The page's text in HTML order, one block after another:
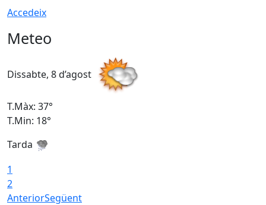
Accedeix
Meteo
Dissabte, 8 d’agost
T.Màx: 37°
T.Min: 18°
Tarda
1
2
AnteriorSegüent